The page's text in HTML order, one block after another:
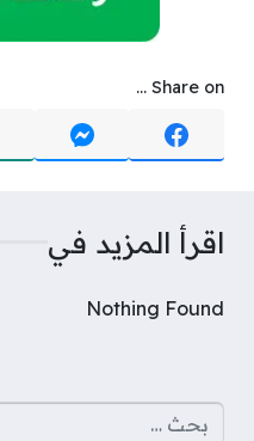
Share on ...
اقرأ المزيد في
Nothing Found
البحث عن: